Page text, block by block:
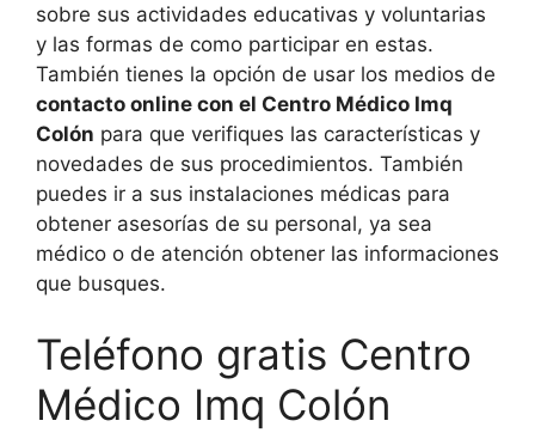
sobre sus actividades educativas y voluntarias
y las formas de como participar en estas.
También tienes la opción de usar los medios de
contacto online con el Centro Médico Imq
Colón para que verifiques las características y
novedades de sus procedimientos. También
puedes ir a sus instalaciones médicas para
obtener asesorías de su personal, ya sea
médico o de atención obtener las informaciones
que busques.
Teléfono gratis Centro
Médico Imq Colón